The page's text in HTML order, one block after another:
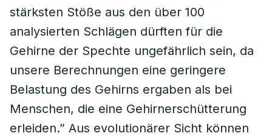
stärksten Stöße aus den über 100
analysierten Schlägen dürften für die
Gehirne der Spechte ungefährlich sein, da
unsere Berechnungen eine geringere
Belastung des Gehirns ergaben als bei
Menschen, die eine Gehirnerschütterung
erleiden.” Aus evolutionärer Sicht können